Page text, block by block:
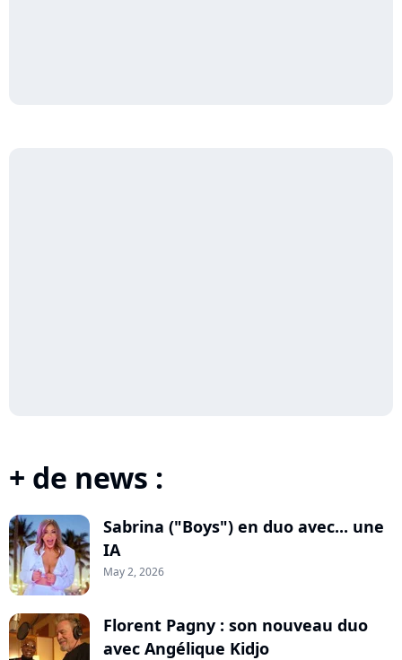
+ de news :
Sabrina ("Boys") en duo avec... une
IA
May 2, 2026
Florent Pagny : son nouveau duo
avec Angélique Kidjo